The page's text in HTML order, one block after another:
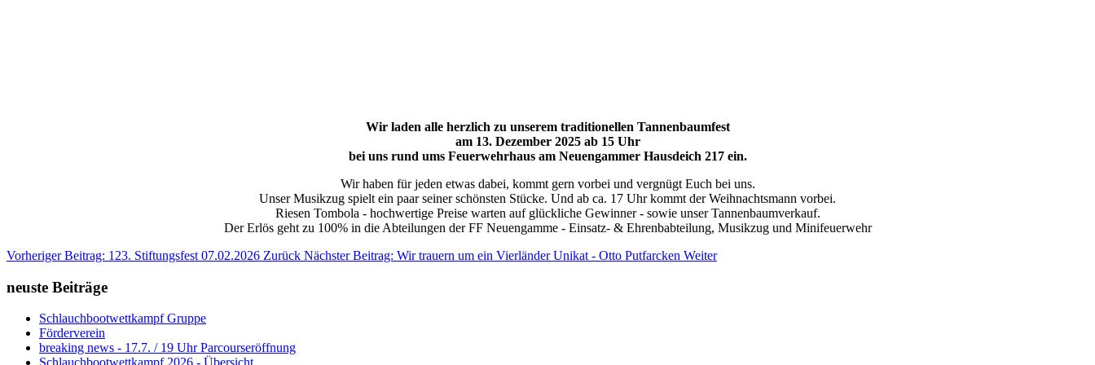
Wir laden alle herzlich zu unserem traditionellen Tannenbaumfest
am 13. Dezember 2025 ab 15 Uhr
bei uns rund ums Feuerwehrhaus am Neuengammer Hausdeich 217 ein.
Wir haben für jeden etwas dabei, kommt gern vorbei und vergnügt Euch bei uns.
Unser Musikzug spielt ein paar seiner schönsten Stücke. Und ab ca. 17 Uhr kommt der Weihnachtsmann vorbei.
Riesen Tombola - hochwertige Preise warten auf glückliche Gewinner - sowie unser Tannenbaumverkauf.
Der Erlös geht zu 100% in die Abteilungen der FF Neuengamme - Einsatz- & Ehrenbabteilung, Musikzug und Minifeuerwehr
Vorheriger Beitrag: 123. Stiftungsfest 07.02.2026 Zurück Nächster Beitrag: Wir trauern um ein Vierländer Unikat - Otto Putfarcken Weiter
neuste Beiträge
Schlauchbootwettkampf Gruppe
Förderverein
breaking news - 17.7. / 19 Uhr Parcourseröffnung